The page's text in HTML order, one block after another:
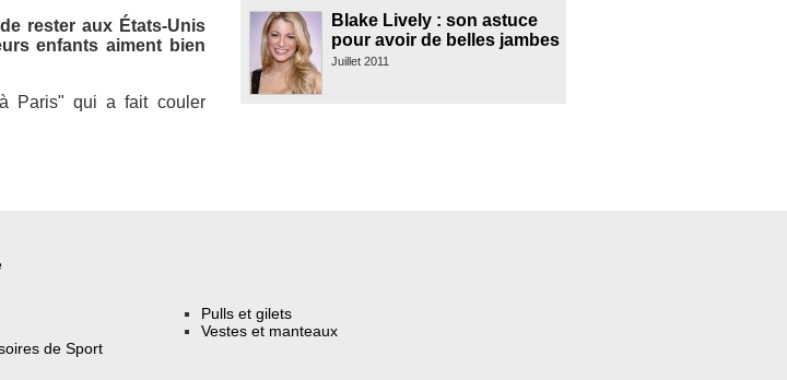
rester aux États-Unis
enfants aiment bien
Paris" qui a fait couler
Blake Lively : son astuce
pour avoir de belles jambes
Juillet 2011
de Sport
Pulls et gilets
Vestes et manteaux